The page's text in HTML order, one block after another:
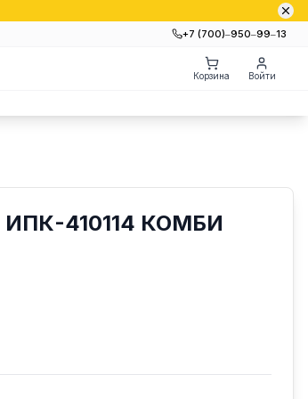
+7 (700)‒950‒99‒13
Корзина Войти
410114 КОМБИ